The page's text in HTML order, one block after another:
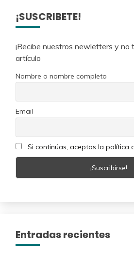
¡SUSCRIBETE!
¡Recibe nuestros newletters y no
artículo
Nombre o nombre completo
Email
Si continúas, aceptas la política
Entradas recientes